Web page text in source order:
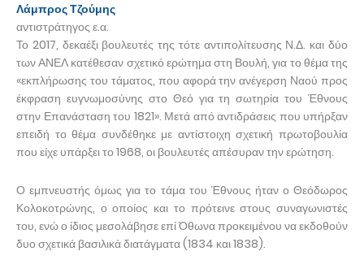
Λάμπρος Τζούμης
αντιστράτηγος ε.α.
Το 2017, δεκαέξι βουλευτές της τότε αντιπολίτευσης Ν.Δ. και δύο
των ΑΝΕΛ κατέθεσαν σχετικό ερώτημα στη Βουλή, για το θέμα της
«εκπλήρωσης του τάματος, που αφορά την ανέγερση Ναού προς
έκφραση ευγνωμοσύνης στο Θεό για τη σωτηρία του Έθνους
στην Επανάσταση του 1821». Μετά από αντιδράσεις που υπήρξαν
επειδή το θέμα συνδέθηκε με αντίστοιχη σχετική πρωτοβουλία
που είχε υπάρξει το 1968, οι βουλευτές απέσυραν την ερώτηση.
Ο εμπνευστής όμως για το τάμα του Έθνους ήταν ο Θεόδωρος
Κολοκοτρώνης, ο οποίος και το πρότεινε στους συναγωνιστές
του, ενώ ο ίδιος μεσολάβησε επί Όθωνα προκειμένου να εκδοθούν
δυο σχετικά βασιλικά διατάγματα (1834 και 1838).